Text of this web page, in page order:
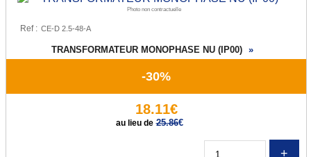
Photo non contractuelle
Ref :
TRANSFORMATEUR MONOPHASE NU (IP00) »
-30%
18.11€
au lieu de 25.86€